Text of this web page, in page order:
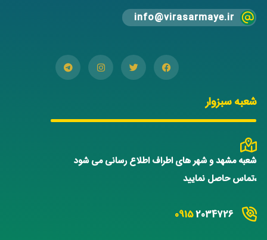
info@virasarmaye.ir
شعبه سبزوار
شعبه مشهد و شهر های اطراف اطلاع رسانی می شود
،تماس حاصل نمایید
09152034726